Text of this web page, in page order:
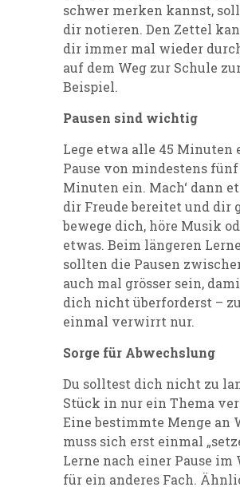
schwer merken kannst,
dir notieren. Den Zettel
dir immer mal wieder
auf dem Weg zur Schule
Beispiel.
Pausen sind wichtig
Lege etwa alle 45 Minuten
Pause von mindestens fünf
Minuten ein. Mach‘ dann
dir Freude bereitet und dir
bewege dich, höre Musik
etwas. Beim längeren
sollten die Pausen
auch mal grösser sein,
dich nicht überforderst –
einmal verwirrt nur.
Sorge für Abwechslung
Du solltest dich nicht zu
Stück in nur ein Thema
Eine bestimmte Menge an
muss sich erst einmal
Lerne nach einer Pause im
für ein anderes Fach.